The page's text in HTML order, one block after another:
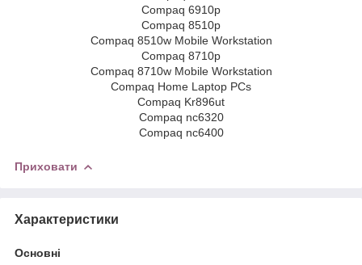
Compaq 6910p
Compaq 8510p
Compaq 8510w Mobile Workstation
Compaq 8710p
Compaq 8710w Mobile Workstation
Compaq Home Laptop PCs
Compaq Kr896ut
Compaq nc6320
Compaq nc6400
Приховати
Характеристики
Основні